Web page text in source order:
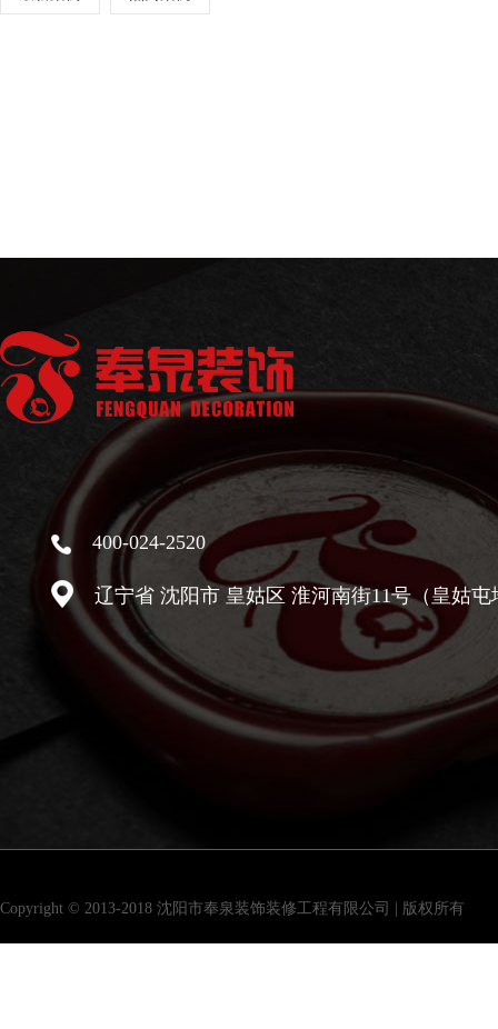
400-024-2520
辽宁省 沈阳市 皇姑区 淮河南街11号（皇姑
Copyright © 2013-2018 沈阳市奉泉装饰装修工程有限公司 | 版权所有